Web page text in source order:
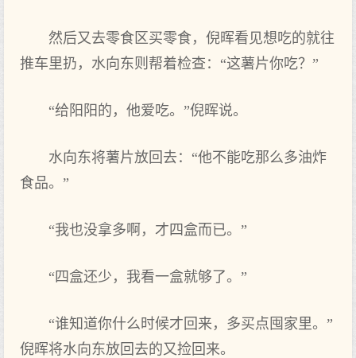
然后又去零食区买零食，倪晖看见想吃的就往
推车里扔，水向东则帮着检查：“这薯片你吃？”
“给阳阳的，他爱吃。”倪晖说。
水向东将薯片放回去：“他不能吃那么多油炸
食品。”
“我也没拿多啊，才四盒而已。”
“四盒还少，我看一盒就够了。”
“谁知道你什么时候才回来，多买点囤家里。”
倪晖将水向东放回去的又捡回来。